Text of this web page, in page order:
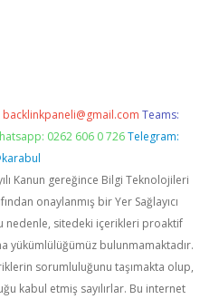
backlinkpaneli@gmail.com Teams:
0262 606 0 726 Telegram:
Kanun gereğince Bilgi Teknolojileri
onaylanmış bir Yer Sağlayıcı
nedenle, sitedeki içerikleri proaktif
yükümlülüğümüz bulunmamaktadır.
sorumluluğunu taşımakta olup,
kabul etmiş sayılırlar. Bu internet